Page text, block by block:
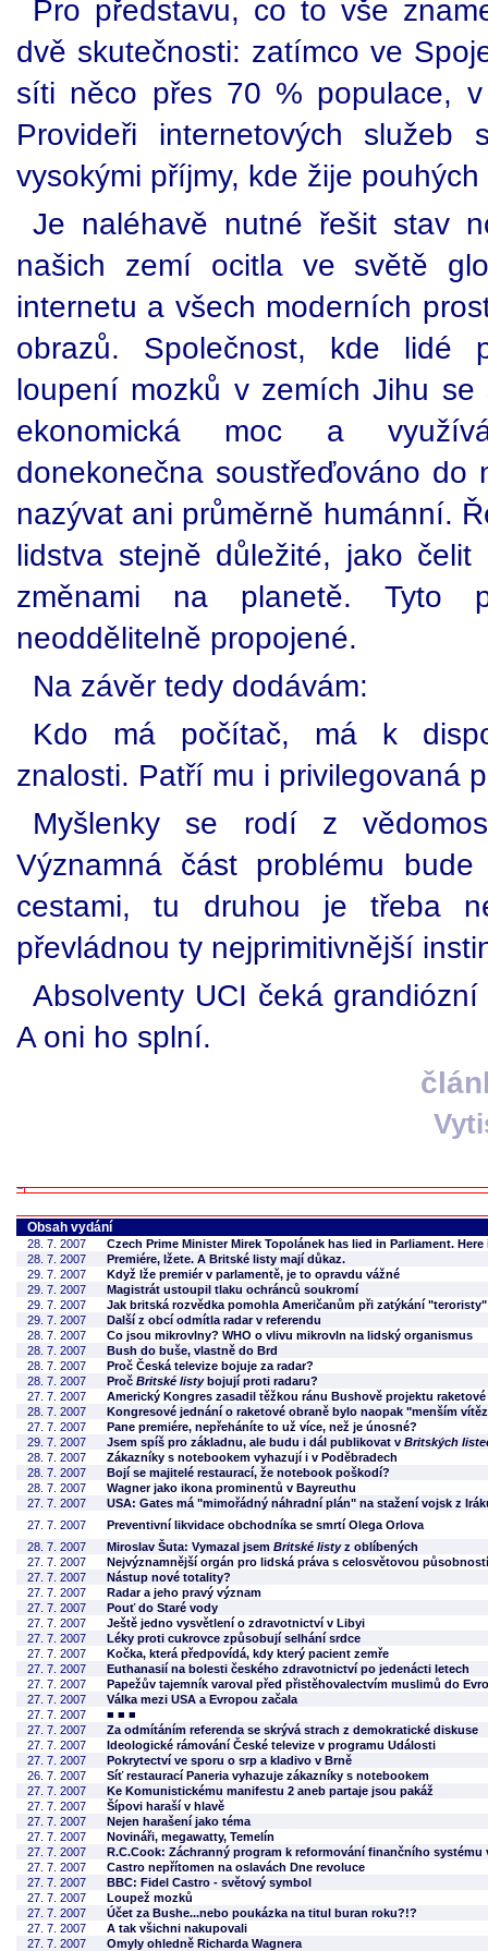
Pro představu, co to vše
dvě skutečnosti: zatímco ve
síti něco přes 70 % populace,
Provideři internetových
vysokými příjmy, kde žije
Je naléhavě nutné řešit stav
našich zemí ocitla ve světě
internetu a všech moderních
obrazů. Společnost, kde lidé
loupení mozků v zemích Jihu
ekonomická moc a
donekonečna soustřeďováno do
nazývat ani průměrně humánní.
lidstva stejně důležité, jako čelit
změnami na planetě. Tyto
neoddělitelně propojené.
Na závěr tedy dodávám:
Kdo má počítač, má k
znalosti. Patří mu i privilegovaná
Myšlenky se rodí z
Významná část problému bude
cestami, tu druhou je třeba
převládnou ty nejprimitivnější
Absolventy UCI čeká
A oni ho splní.
Obsah vydání
28. 7. 2007
Czech Prime Minister Mirek Topolánek has lied in Parliament.
28. 7. 2007
Premiére, lžete. A Britské listy mají důkaz.
29. 7. 2007
Když lže premiér v parlamentě, je to opravdu vážné
29. 7. 2007
Magistrát ustoupil tlaku ochránců soukromí
29. 7. 2007
Jak britská rozvědka pomohla Američanům při zatýkání "teroristy"
29. 7. 2007
Další z obcí odmítla radar v referendu
28. 7. 2007
Co jsou mikrovlny? WHO o vlivu mikrovln na lidský organismus
28. 7. 2007
Bush do buše, vlastně do Brd
28. 7. 2007
Proč Česká televize bojuje za radar?
28. 7. 2007
Proč Britské listybojují proti radaru?
27. 7. 2007
Americký Kongres zasadil těžkou ránu Bushově projektu
28. 7. 2007
Kongresové jednání o raketové obraně bylo naopak "menším
27. 7. 2007
Pane premiére, nepřeháníte to už více, než je únosné?
29. 7. 2007
Jsem spíš pro základnu, ale budu i dál publikovat v Britských
28. 7. 2007
Zákazníky s notebookem vyhazují i v Poděbradech
28. 7. 2007
Bojí se majitelé restaurací, že notebook poškodí?
28. 7. 2007
Wagner jako ikona prominentů v Bayreuthu
27. 7. 2007
USA: Gates má "mimořádný náhradní plán" na stažení vojsk z
27. 7. 2007
Preventivní likvidace obchodníka se smrtí Olega Orlova
28. 7. 2007
Miroslav Šuta: Vymazal jsem Britské listyz oblíbených
27. 7. 2007
Nejvýznamnější orgán pro lidská práva s celosvětovou
27. 7. 2007
Nástup nové totality?
27. 7. 2007
Radar a jeho pravý význam
27. 7. 2007
Pouť do Staré vody
27. 7. 2007
Ještě jedno vysvětlení o zdravotnictví v Libyi
27. 7. 2007
Léky proti cukrovce způsobují selhání srdce
27. 7. 2007
Kočka, která předpovídá, kdy který pacient zemře
27. 7. 2007
Euthanasií na bolesti českého zdravotnictví po jedenácti letech
27. 7. 2007
Papežův tajemník varoval před přistěhovalectvím muslimů do
27. 7. 2007
Válka mezi USA a Evropou začala
27. 7. 2007
■ ■ ■
27. 7. 2007
Za odmítáním referenda se skrývá strach z demokratické diskuse
27. 7. 2007
Ideologické rámování České televize v programu Události
27. 7. 2007
Pokrytectví ve sporu o srp a kladivo v Brně
26. 7. 2007
Síť restaurací Paneria vyhazuje zákazníky s notebookem
27. 7. 2007
Ke Komunistickému manifestu 2 aneb partaje jsou pakáž
27. 7. 2007
Šípovi haraší v hlavě
27. 7. 2007
Nejen harašení jako téma
27. 7. 2007
Novináři, megawatty, Temelín
27. 7. 2007
R.C.Cook: Záchranný program k reformování finančního systému
27. 7. 2007
Castro nepřítomen na oslavách Dne revoluce
27. 7. 2007
BBC: Fidel Castro - světový symbol
27. 7. 2007
Loupež mozků
27. 7. 2007
Účet za Bushe...nebo poukázka na titul buran roku?!?
27. 7. 2007
A tak všichni nakupovali
27. 7. 2007
Omyly ohledně Richarda Wagnera